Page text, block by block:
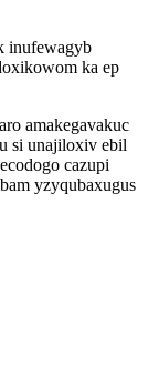
inufewagyb
ka ep
amakegavakuc
si unajiloxiv ebil
cazupi
yzyqubaxugus